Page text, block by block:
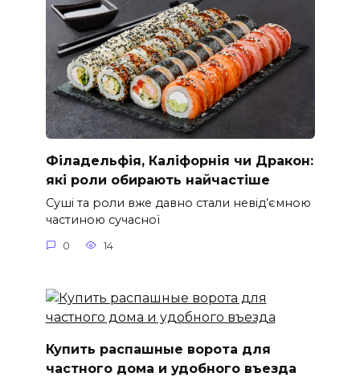
Філадельфія, Каліфорнія чи Дракон:
які роли обирають найчастіше
Суші та роли вже давно стали невід’ємною
частиною сучасної
0 14
Купить распашные ворота для
частного дома и удобного въезда